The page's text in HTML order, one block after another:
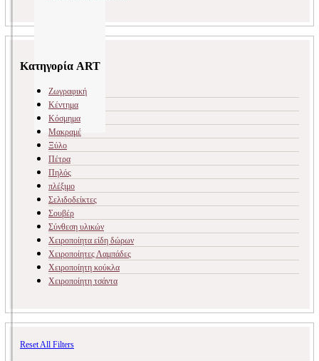
Κατηγορία ART
Ζωγραφική
Κέντημα
Κόσμημα
Μακραμέ
Ξύλο
Πέτρα
Πηλός
πλέξιμο
Σελιδοδείκτες
Σουβέρ
Σύνθεση υλικών
Χειροποίητα είδη δώρων
Χειροποίητες Λαμπάδες
Χειροποίητη κούκλα
Χειροποίητη τσάντα
Reset All Filters